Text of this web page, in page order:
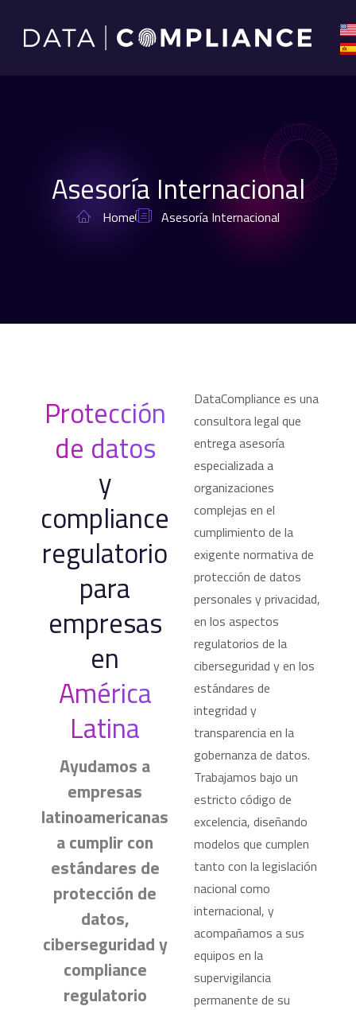
Asesoría Internacional
Home Asesoría Internacional
Protección
de datos
y
compliance
regulatorio
para
empresas
en
América
Latina
Ayudamos a
empresas
latinoamericanas
a cumplir con
estándares de
protección de
datos,
ciberseguridad y
compliance
regulatorio
DataCompliance es una
consultora legal que
entrega asesoría
especializada a
organizaciones
complejas en el
cumplimiento de la
exigente normativa de
protección de datos
personales y privacidad,
en los aspectos
regulatorios de la
ciberseguridad y en los
estándares de
integridad y
transparencia en la
gobernanza de datos.
Trabajamos bajo un
estricto código de
excelencia, diseñando
modelos que cumplen
tanto con la legislación
nacional como
internacional, y
acompañamos a sus
equipos en la
supervigilancia
permanente de su